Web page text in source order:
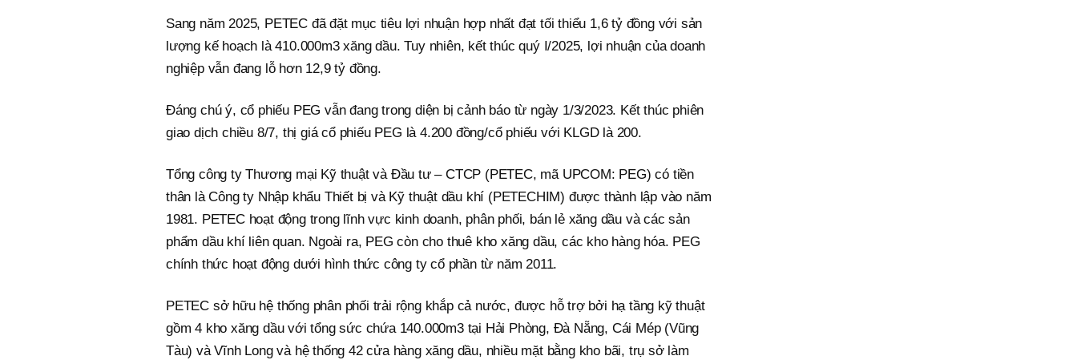
Sang năm 2025, PETEC đã đặt mục tiêu lợi nhuận hợp nhất đạt tối thiểu 1,6 tỷ đồng với sản
lượng kế hoạch là 410.000m3 xăng dầu. Tuy nhiên, kết thúc quý I/2025, lợi nhuận của doanh
nghiệp vẫn đang lỗ hơn 12,9 tỷ đồng.
Đáng chú ý, cổ phiếu PEG vẫn đang trong diện bị cảnh báo từ ngày 1/3/2023. Kết thúc phiên
giao dịch chiều 8/7, thị giá cổ phiếu PEG là 4.200 đồng/cổ phiếu với KLGD là 200.
Tổng công ty Thương mại Kỹ thuật và Đầu tư – CTCP (PETEC, mã UPCOM: PEG) có tiền
thân là Công ty Nhập khẩu Thiết bị và Kỹ thuật dầu khí (PETECHIM) được thành lập vào năm
1981. PETEC hoạt động trong lĩnh vực kinh doanh, phân phối, bán lẻ xăng dầu và các sản
phẩm dầu khí liên quan. Ngoài ra, PEG còn cho thuê kho xăng dầu, các kho hàng hóa. PEG
chính thức hoạt động dưới hình thức công ty cổ phần từ năm 2011.
PETEC sở hữu hệ thống phân phối trải rộng khắp cả nước, được hỗ trợ bởi hạ tầng kỹ thuật
gồm 4 kho xăng dầu với tổng sức chứa 140.000m3 tại Hải Phòng, Đà Nẵng, Cái Mép (Vũng
Tàu) và Vĩnh Long và hệ thống 42 cửa hàng xăng dầu, nhiều mặt bằng kho bãi, trụ sở làm